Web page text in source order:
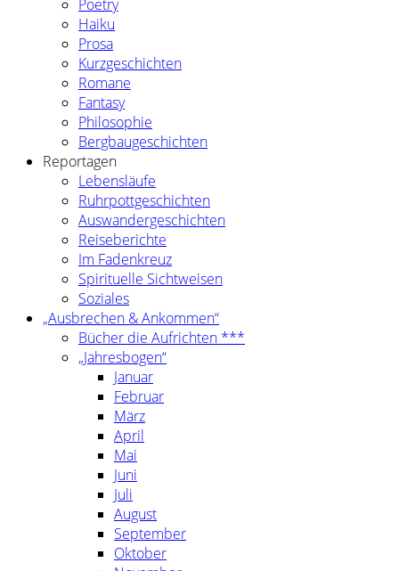
Poetry
Haiku
Prosa
Kurzgeschichten
Romane
Fantasy
Philosophie
Bergbaugeschichten
Reportagen
Lebensläufe
Ruhrpottgeschichten
Auswandergeschichten
Reiseberichte
Im Fadenkreuz
Spirituelle Sichtweisen
Soziales
„Ausbrechen & Ankommen“
Bücher die Aufrichten ***
„Jahresbogen“
Januar
Februar
März
April
Mai
Juni
Juli
August
September
Oktober